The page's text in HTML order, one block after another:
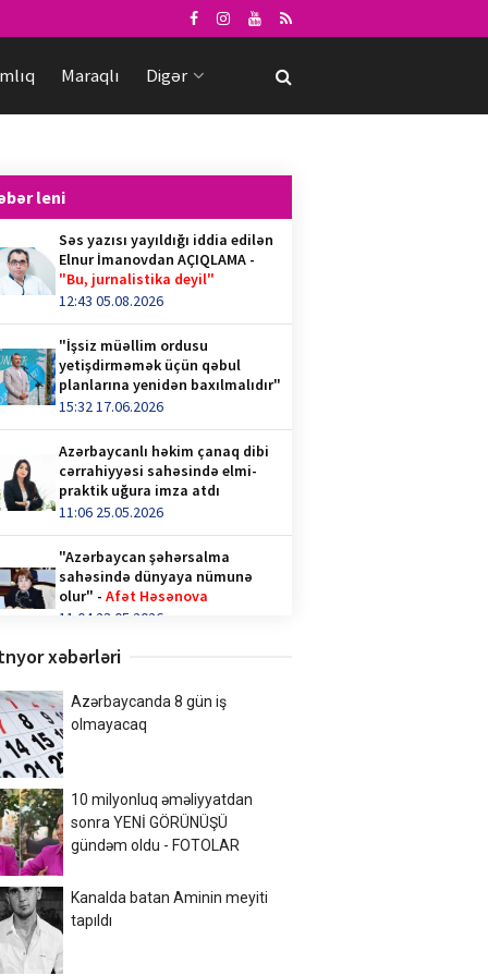
Maraqlı Digər
leni
Səs yazısı yayıldığı iddia edilən
Elnur İmanovdan AÇIQLAMA -
"Bu, jurnalistika deyil"
12:43 05.08.2026
"İşsiz müəllim ordusu
yetişdirməmək üçün qəbul
planlarına yenidən baxılmalıdır"
15:32 17.06.2026
Azərbaycanlı həkim çanaq dibi
cərrahiyyəsi sahəsində elmi-
praktik uğura imza atdı
11:06 25.05.2026
"Azərbaycan şəhərsalma
sahəsində dünyaya nümunə
olur" -Afət Həsənova
11:04 23.05.2026
Qəhvə içənlər diqqət —
video/
14:36 28.04.2026
Türk İnteqrasiya Olimpiadasına
Azərbaycandan 1000-ə yaxın
şagird qatılıb
10:02 20.04.2026
Xalq şairi Sabir Rüstəmxanlı
“Turan bilgəsi” mükafatına
layiq görüldü
17:02 08.04.2026
xəbərləri
Azərbaycanda 8 gün iş
olmayacaq
10 milyonluq əməliyyatdan
sonra YENİ GÖRÜNÜŞÜ
gündəm oldu - FOTOLAR
Kanalda batan Aminin meyiti
tapıldı